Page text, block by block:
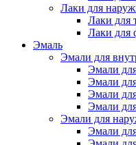
Лаки для
Лаки для
Лаки для
Эмаль
Эмали для
Эмали
Эмали
Эмали
Эмали
Эмали для
Эмали